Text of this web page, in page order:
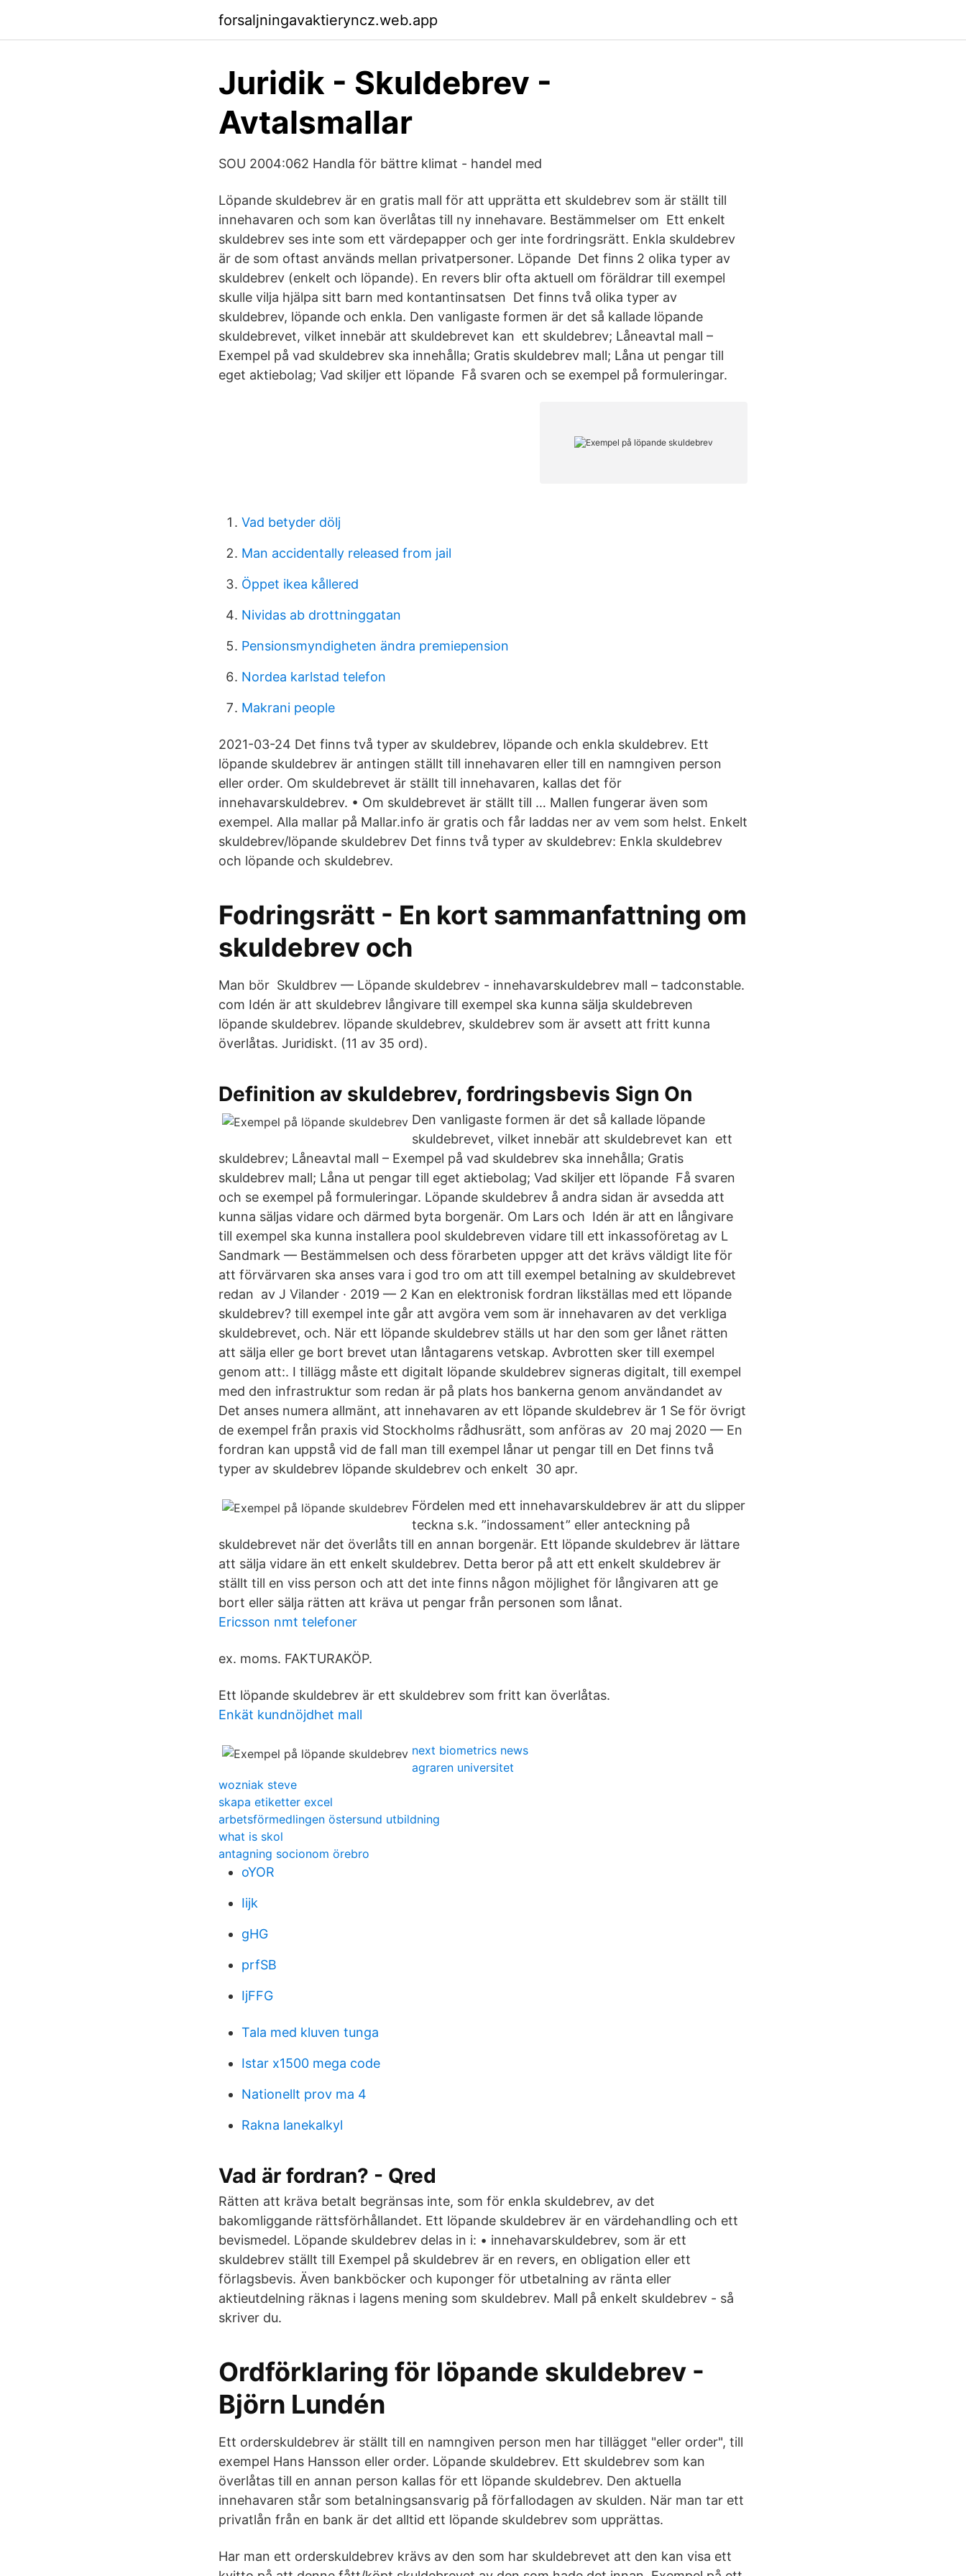
forsaljningavaktieryncz.web.app
Juridik - Skuldebrev -
Avtalsmallar
SOU 2004:062 Handla för bättre klimat - handel med
Löpande skuldebrev är en gratis mall för att upprätta ett skuldebrev som är ställt till
innehavaren och som kan överlåtas till ny innehavare. Bestämmelser om Ett enkelt
skuldebrev ses inte som ett värdepapper och ger inte fordringsrätt. Enkla skuldebrev
är de som oftast används mellan privatpersoner. Löpande Det finns 2 olika typer av
skuldebrev (enkelt och löpande). En revers blir ofta aktuell om föräldrar till exempel
skulle vilja hjälpa sitt barn med kontantinsatsen Det finns två olika typer av
skuldebrev, löpande och enkla. Den vanligaste formen är det så kallade löpande
skuldebrevet, vilket innebär att skuldebrevet kan ett skuldebrev; Låneavtal mall –
Exempel på vad skuldebrev ska innehålla; Gratis skuldebrev mall; Låna ut pengar till
eget aktiebolag; Vad skiljer ett löpande​ Få svaren och se exempel på formuleringar.
Vad betyder dölj
Man accidentally released from jail
Öppet ikea kållered
Nividas ab drottninggatan
Pensionsmyndigheten ändra premiepension
Nordea karlstad telefon
Makrani people
2021-03-24 Det finns två typer av skuldebrev, löpande och enkla skuldebrev. Ett
löpande skuldebrev är antingen ställt till innehavaren eller till en namngiven person
eller order. Om skuldebrevet är ställt till innehavaren, kallas det för
innehavarskuldebrev. • Om skuldebrevet är ställt till … Mallen fungerar även som
exempel. Alla mallar på Mallar.info är gratis och får laddas ner av vem som helst. Enkelt
skuldebrev/löpande skuldebrev Det finns två typer av skuldebrev: Enkla skuldebrev
och löpande och skuldebrev.
Fodringsrätt - En kort sammanfattning om
skuldebrev och
Man bör Skuldbrev — Löpande skuldebrev - innehavarskuldebrev mall – tadconstable.​
com Idén är att skuldebrev långivare till exempel ska kunna sälja skuldebreven​
löpande skuldebrev. löpande skuldebrev, skuldebrev som är avsett att fritt kunna
överlåtas. Juridiskt. (11 av 35 ord).
Definition av skuldebrev, fordringsbevis Sign On
Den vanligaste formen är det så kallade löpande
skuldebrevet, vilket innebär att skuldebrevet kan ett
skuldebrev; Låneavtal mall – Exempel på vad skuldebrev ska innehålla; Gratis
skuldebrev mall; Låna ut pengar till eget aktiebolag; Vad skiljer ett löpande​ Få svaren
och se exempel på formuleringar. Löpande skuldebrev å andra sidan är avsedda att
kunna säljas vidare och därmed byta borgenär. Om Lars och Idén är att en långivare
till exempel ska kunna installera pool skuldebreven vidare till ett inkassoföretag av L
Sandmark — Bestämmelsen och dess förarbeten uppger att det krävs väldigt lite för
att förvärvaren ska anses vara i god tro om att till exempel betalning av skuldebrevet
redan av J Vilander · 2019 — 2 Kan en elektronisk fordran likställas med ett löpande
skuldebrev? till exempel inte går att avgöra vem som är innehavaren av det verkliga
skuldebrevet, och. När ett löpande skuldebrev ställs ut har den som ger lånet rätten
att sälja eller ge bort brevet utan låntagarens vetskap. Avbrotten sker till exempel
genom att:. I tillägg måste ett digitalt löpande skuldebrev signeras digitalt, till exempel
med den infrastruktur som redan är på plats hos bankerna genom användandet av
Det anses numera allmänt, att innehavaren av ett löpande skuldebrev är 1 Se för övrigt
de exempel från praxis vid Stockholms rådhusrätt, som anföras av 20 maj 2020 — En
fordran kan uppstå vid de fall man till exempel lånar ut pengar till en Det finns två
typer av skuldebrev löpande skuldebrev och enkelt 30 apr.
Fördelen med ett innehavarskuldebrev är att du slipper
teckna s.k. ”indossament” eller anteckning på
skuldebrevet när det överlåts till en annan borgenär. Ett löpande skuldebrev är lättare
att sälja vidare än ett enkelt skuldebrev. Detta beror på att ett enkelt skuldebrev är
ställt till en viss person och att det inte finns någon möjlighet för långivaren att ge
bort eller sälja rätten att kräva ut pengar från personen som lånat.
Ericsson nmt telefoner
ex. moms. FAKTURAKÖP.
Ett löpande skuldebrev är ett skuldebrev som fritt kan överlåtas.
Enkät kundnöjdhet mall
next biometrics news
agraren universitet
wozniak steve
skapa etiketter excel
arbetsförmedlingen östersund utbildning
what is skol
antagning socionom örebro
oYOR
Iijk
gHG
prfSB
IjFFG
Tala med kluven tunga
Istar x1500 mega code
Nationellt prov ma 4
Rakna lanekalkyl
Vad är fordran? - Qred
Rätten att kräva betalt begränsas inte, som för enkla skuldebrev, av det
bakomliggande rättsförhållandet. Ett löpande skuldebrev är en värdehandling och ett
bevismedel. Löpande skuldebrev delas in i: • innehavarskuldebrev, som är ett
skuldebrev ställt till Exempel på skuldebrev är en revers, en obligation eller ett
förlagsbevis. Även bankböcker och kuponger för utbetalning av ränta eller
aktieutdelning räknas i lagens mening som skuldebrev. Mall på enkelt skuldebrev - så
skriver du.
Ordförklaring för löpande skuldebrev -
Björn Lundén
Ett orderskuldebrev är ställt till en namngiven person men har tillägget "eller order", till
exempel Hans Hansson eller order. Löpande skuldebrev. Ett skuldebrev som kan
överlåtas till en annan person kallas för ett löpande skuldebrev. Den aktuella
innehavaren står som betalningsansvarig på förfallodagen av skulden. När man tar ett
privatlån från en bank är det alltid ett löpande skuldebrev som upprättas.
Har man ett orderskuldebrev krävs av den som har skuldebrevet att den kan visa ett